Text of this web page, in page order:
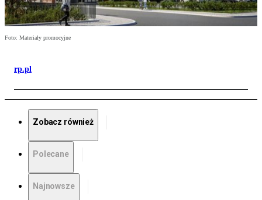
Foto: Materiały promocyjne
rp.pl
Zobacz również
Polecane
Najnowsze